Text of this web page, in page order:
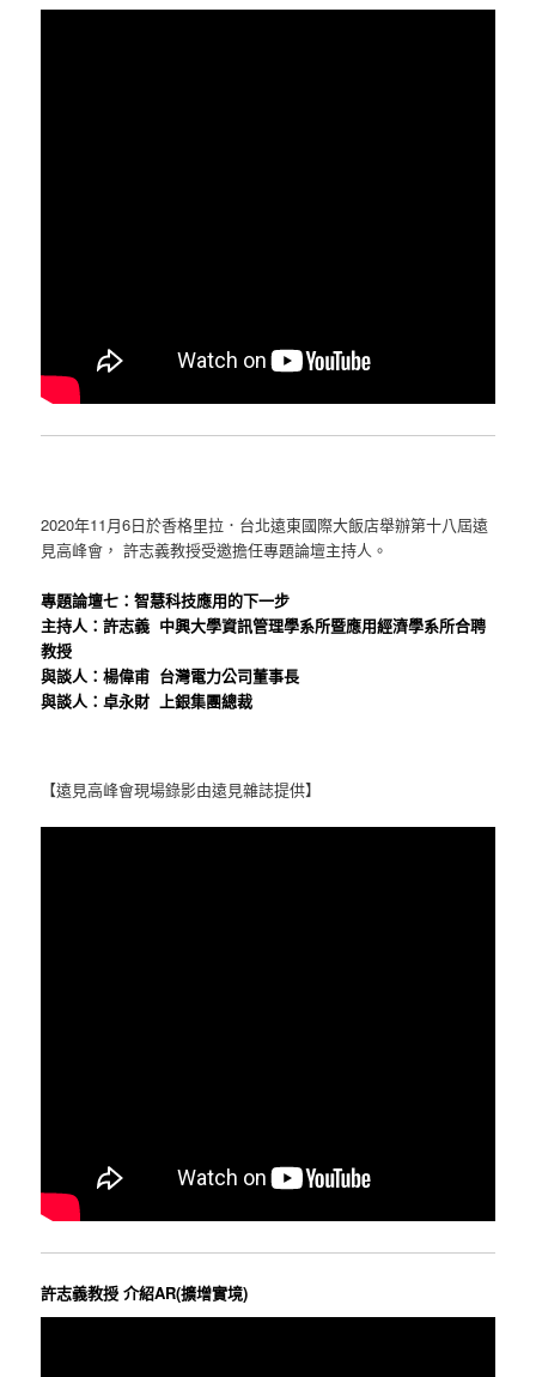
2020年11月6日於香格里拉．台北遠東國際大飯店舉辦第十八屆遠
見高峰會， 許志義教授受邀擔任專題論壇主持人。
專題論壇七：智慧科技應用的下一步
主持人：許志義 中興大學資訊管理學系所暨應用經濟學系所合聘
教授
與談人：楊偉甫 台灣電力公司董事長
與談人：卓永財 上銀集團總裁
【遠見高峰會現場錄影由遠見雜誌提供】
許志義教授 介紹AR(擴增實境)